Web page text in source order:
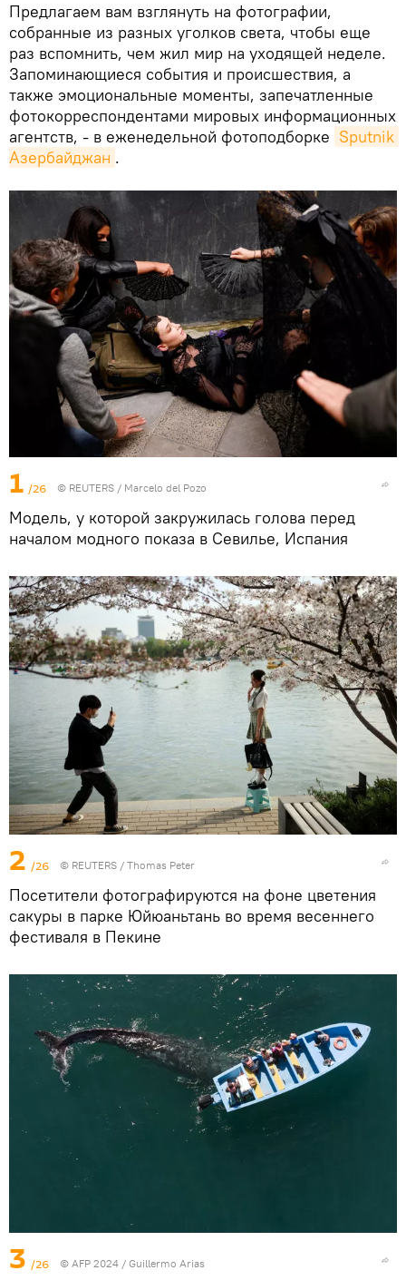
Предлагаем вам взглянуть на фотографии,
собранные из разных уголков света, чтобы еще
раз вспомнить, чем жил мир на уходящей неделе.
Запоминающиеся события и происшествия, а
также эмоциональные моменты, запечатленные
фотокорреспондентами мировых информационных
агентств, - в еженедельной фотоподборке Sputnik
Азербайджан .
1 /26 © REUTERS / Marcelo del Pozo
Модель, у которой закружилась голова перед
началом модного показа в Севилье, Испания
2 /26 © REUTERS / Thomas Peter
Посетители фотографируются на фоне цветения
сакуры в парке Юйюаньтань во время весеннего
фестиваля в Пекине
3 /26 © AFP 2024 / Guillermo Arias